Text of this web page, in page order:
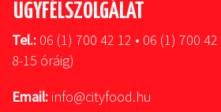
ÜGYFÉLSZOLGÁLAT
Tel.: 06 (1) 700 42 12 • 06 (1) 700
8-15 óráig)
Email: info@cityfood.hu